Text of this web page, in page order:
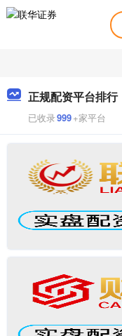
正规配资平台排行
已收录999+家平台